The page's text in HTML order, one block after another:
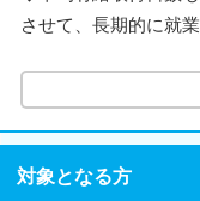
させて、長期的に就
対象となる方